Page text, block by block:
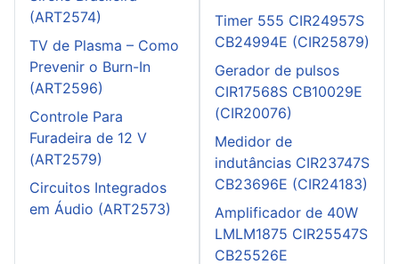
(ART2574)
TV de Plasma – Como
Prevenir o Burn-In
(ART2596)
Controle Para
Furadeira de 12 V
(ART2579)
Circuitos Integrados
em Áudio (ART2573)
Timer 555 CIR24957S
CB24994E (CIR25879)
Gerador de pulsos
CIR17568S CB10029E
(CIR20076)
Medidor de
indutâncias CIR23747S
CB23696E (CIR24183)
Amplificador de 40W
LMLM1875 CIR25547S
CB25526E